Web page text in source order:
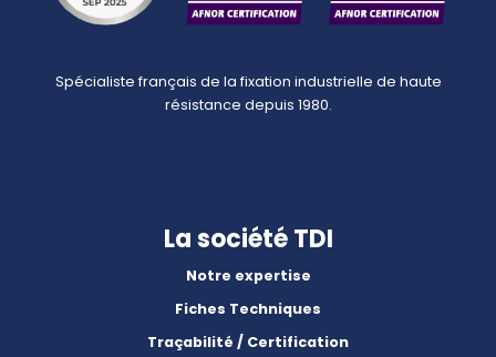
Spécialiste français de la fixation industrielle de haute
résistance depuis 1980.
La société TDI
Notre expertise
Fiches Techniques
Traçabilité / Certification